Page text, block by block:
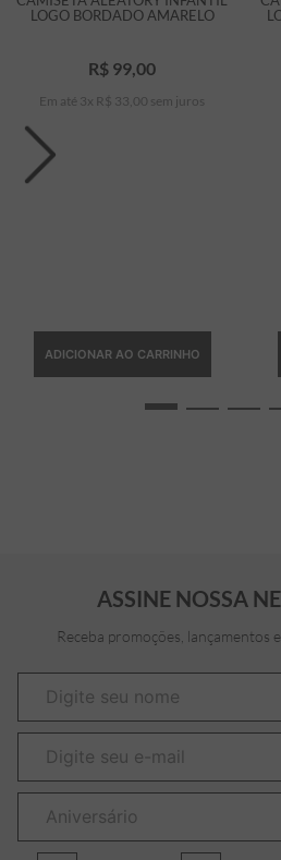
LOGO BORDADO AMARELO
R$ 99,00
Em até 3 x R$ 33 00 sem juros
ADICIONAR AO CARRINHO
ASSINE NOSSA
Receba promoções, lançamentos